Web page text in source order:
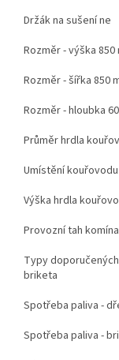
Držák na sušení ne
Rozměr - výška 850
Rozměr - šířka 850
Rozměr - hloubka
Průměr hrdla
Umístění
Výška hrdla
Provozní tah komína
Typy
briketa
Spotřeba paliva -
Spotřeba paliva -